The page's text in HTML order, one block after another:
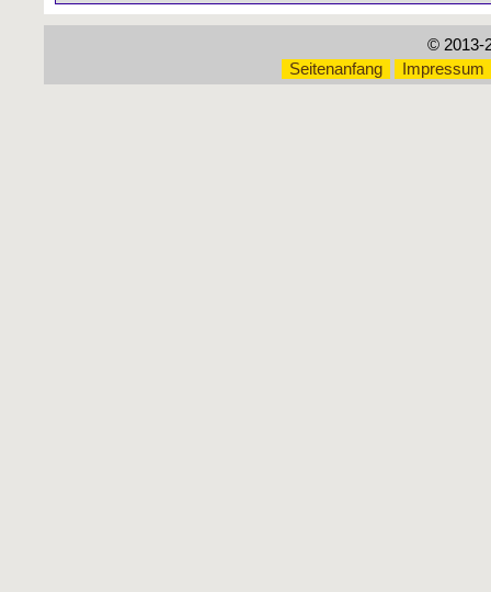
© 2013-
Seitenanfang
Impressum